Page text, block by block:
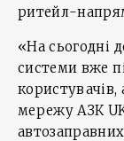
ритейл-
«На сьогодні
системи вже
мережу АЗК